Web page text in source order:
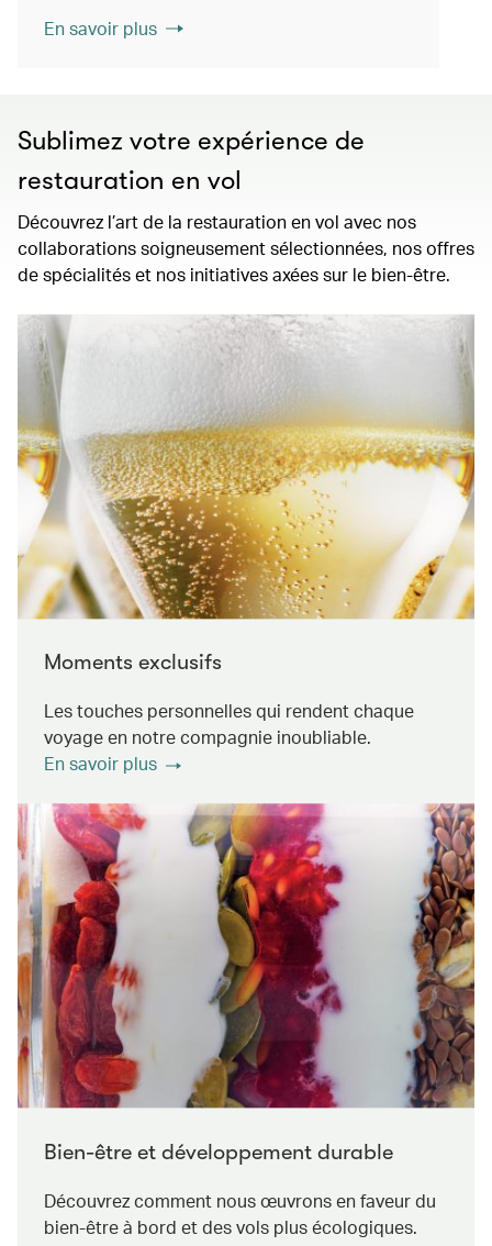
En savoir plus
Sublimez votre expérience de
restauration en vol
Découvrez l’art de la restauration en vol avec nos
collaborations soigneusement sélectionnées, nos offres
de spécialités et nos initiatives axées sur le bien-être.
Moments exclusifs
Les touches personnelles qui rendent chaque
voyage en notre compagnie inoubliable.
En savoir plus
Bien-être et développement durable
Découvrez comment nous œuvrons en faveur du
bien-être à bord et des vols plus écologiques.